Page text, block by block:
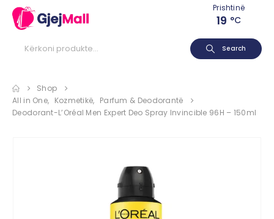
Prishtinë
19 °C
Search
Shop
All in One, Kozmetikë, Parfum & Deodorantë
Deodorant-L’Oréal Men Expert Deo Spray Invincible 96H – 150ml